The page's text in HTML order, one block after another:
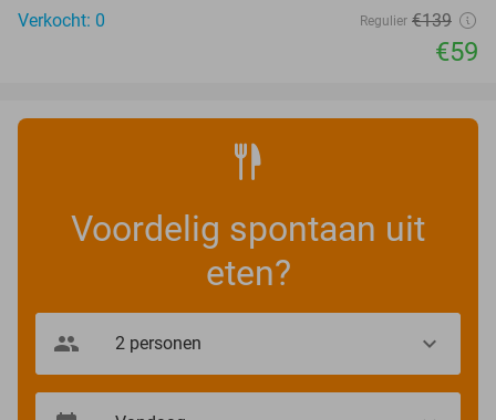
Verkocht: 0
Regulier €139
€59
Voordelig spontaan uit
eten?